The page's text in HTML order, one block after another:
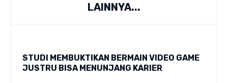
LAINNYA...
STUDI MEMBUKTIKAN BERMAIN VIDEO GAME
JUSTRU BISA MENUNJANG KARIER